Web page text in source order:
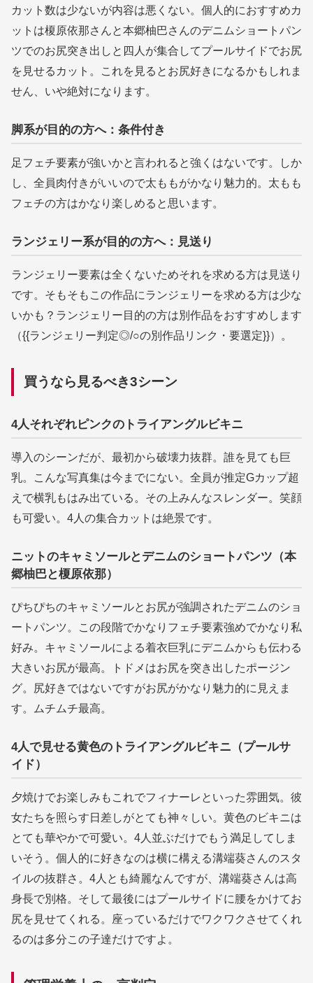
カット数は少ないが内容は悪くない。個人的におすすめカ
ットは榎原依那さんと本郷柚巴さんのデニムショートパン
ツでのお尻突き出しと四人が集合してプールサイドでお尻
を見せるカット。これを見るとお尻好きになるかもしれま
せん、いや絶対になります。
脚系が目的の方へ：条件付き
足フェチ要素が強いかと言われると強くはないです。しか
し、全員肉付きがいいので太ももがかなり魅力的。太もも
フェチの方はかなり楽しめると思います。
ランジェリー系が目的の方へ：見送り
ランジェリー要素は全くないためそれを求める方は見送り
です。そもそもこの作品にランジェリーを求める方は少な
いかも？ランジェリー目的の方は別作品をおすすめします
（{{ランジェリー判定◎/○の別作品リンク・要選定}}）。
買うなら見るべき3シーン
4人それぞれピンクのトライアングルビキニ
導入のシーンだが、最初から破壊力抜群。誰を見ても巨
乳。こんな写真集は今までにない。全員が推定Gカップ超
えで横乳もはみ出ている。その上みんなスレンダー。笑顔
も可愛い。4人の集合カットは絶景です。
ニットのキャミソールとデニムのショートパンツ（本
郷柚巴と榎原依那）
ぴちぴちのキャミソールとお尻が強調されたデニムのショ
ートパンツ。この段階でかなりフェチ要素強めでかなり私
好み。キャミソールによる着衣巨乳にデニムからも伝わる
大きいお尻が最高。トドメはお尻を突き出したポージン
グ。尻好きではないですがお尻がかなり魅力的に見えま
す。ムチムチ最高。
4人で見せる黄色のトライアングルビキニ（プールサ
イド）
夕焼けでお楽しみもこれでフィナーレといった雰囲気。彼
女たちを照らす日差しがとても神々しい。黄色のビキニは
とても華やかで可愛い。4人並ぶだけでもう満足してしま
いそう。個人的に好きなのは横に構える溝端葵さんのスタ
イルの抜群さ。4人とも綺麗なんですが、溝端葵さんは高
身長で別格。そして最後にはプールサイドに腰をかけてお
尻を見せてくれる。座っているだけでワクワクさせてくれ
るのは多分この子達だけですよ。